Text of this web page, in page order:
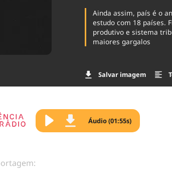
Ainda assim, país é o
estudo com 18 países.
produtivo e sistema
maiores gargalos
Salvar imagem
Áudio (01:55s)